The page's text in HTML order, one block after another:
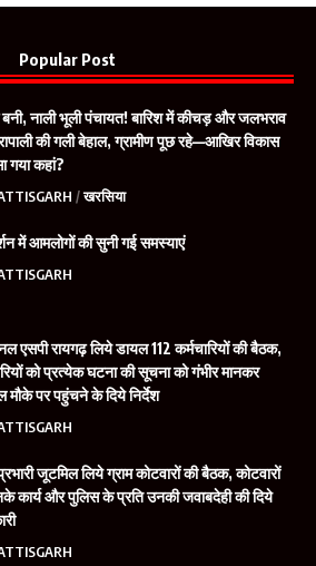
Popular Post
नाली भूली पंचायत! बारिश में कीचड़ और जलभराव
की गली बेहाल, ग्रामीण पूछ रहे—आखिर विकास
गया कहां?
खरसिया
में आमलोगों की सुनी गई समस्याएं
एसपी रायगढ़ लिये डायल 112 कर्मचारियों की बैठक,
को प्रत्येक घटना की सूचना को गंभीर मानकर
मौके पर पहुंचने के दिये निर्देश
जूटमिल लिये ग्राम कोटवारों की बैठक, कोटवारों
कार्य और पुलिस के प्रति उनकी जवाबदेही की दिये